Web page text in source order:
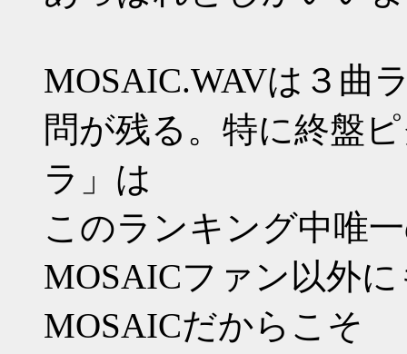
MOSAIC.WAVは３曲
問が残る。特に終盤
ラ」は
このランキング中唯
MOSAICファン以外
MOSAICだからこそ